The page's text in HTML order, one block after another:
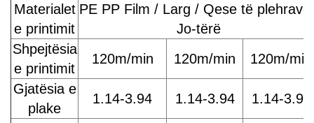
Materialet
e printimit
PE PP Film / Larg / Qese të plehrave
Jo-tërë
Shpejtësia
e printimit
120m/min 120m/min
120m/min
Gjatësia e
plake
1.14-3.94 1.14-3.94
1.14-3.94